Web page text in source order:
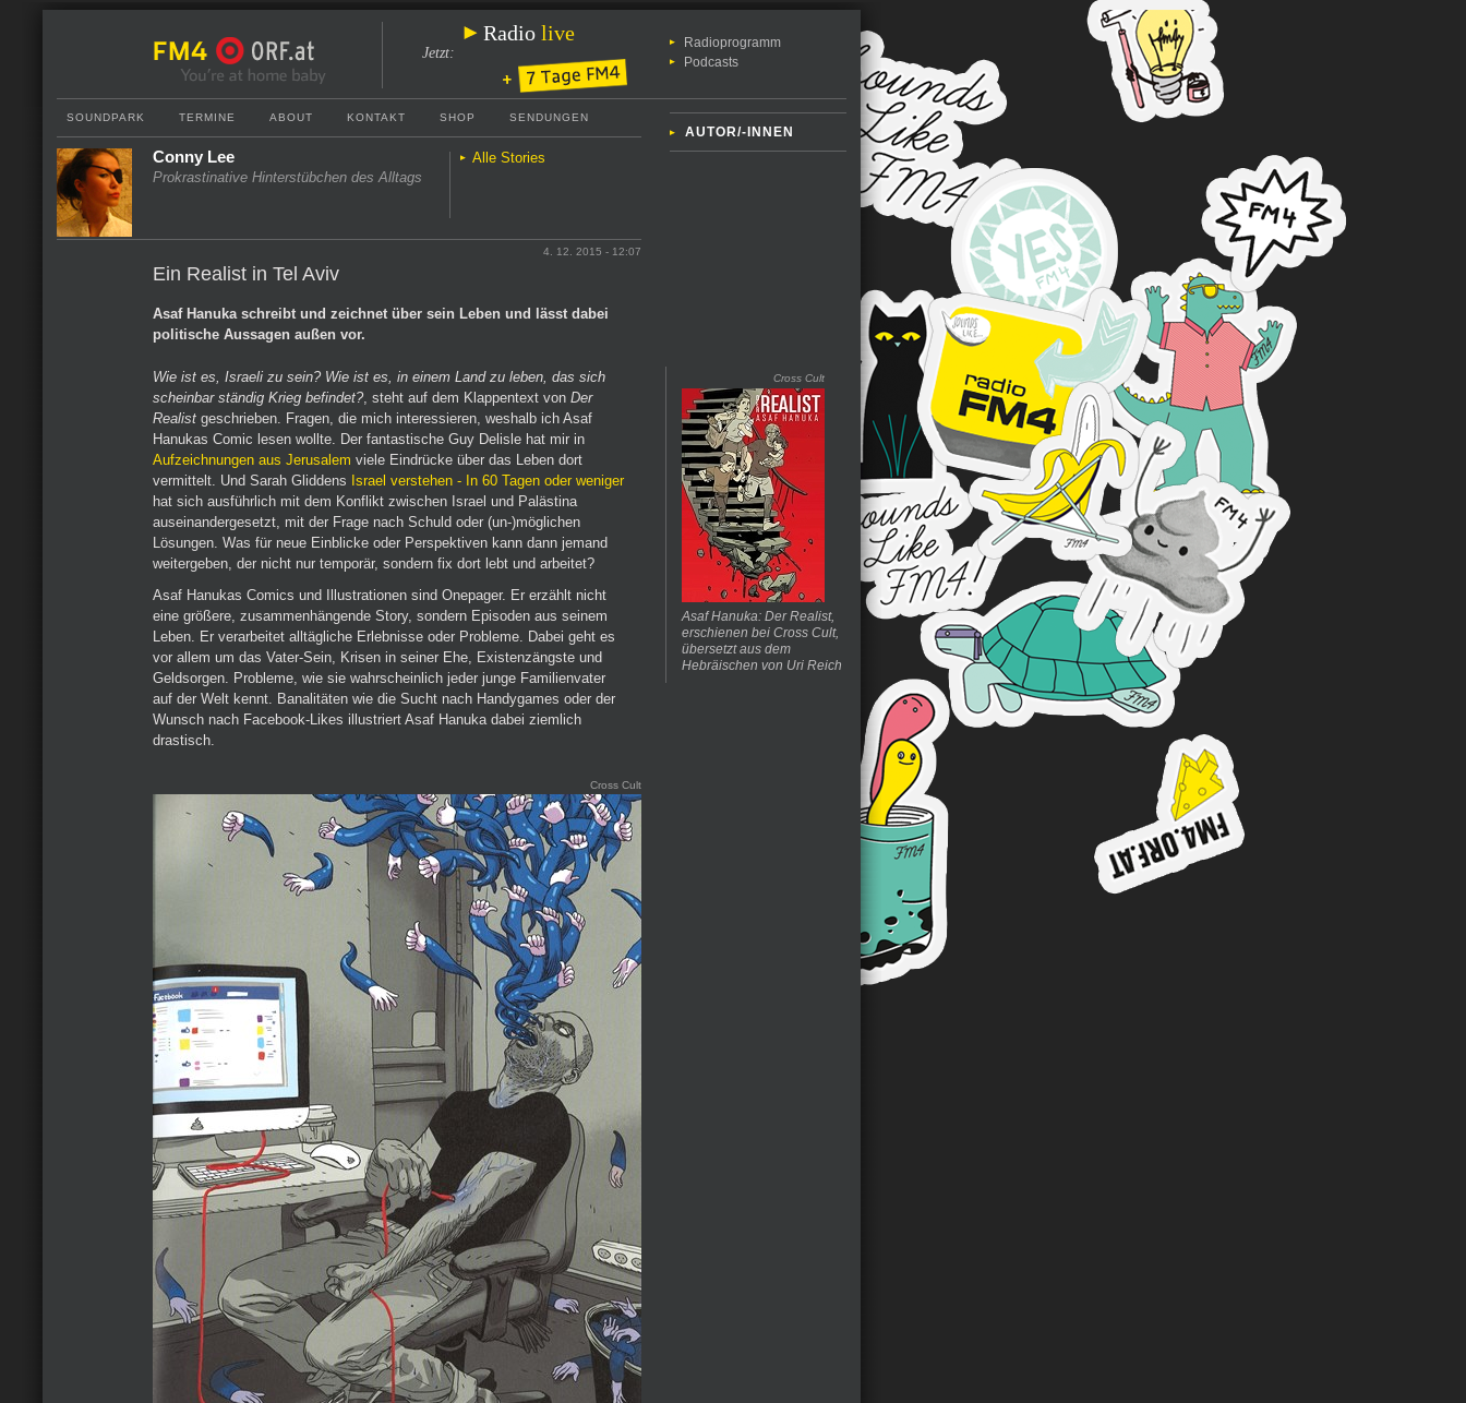
Radio live
Jetzt:
Radioprogramm
Podcasts
AUTOR/-INNEN
SOUNDPARK TERMINE ABOUT KONTAKT SHOP SENDUNGEN
Conny Lee
Prokrastinative Hinterstübchen des Alltags
Alle Stories
4. 12. 2015 - 12:07
Ein Realist in Tel Aviv
Asaf Hanuka schreibt und zeichnet über sein Leben und lässt dabei
politische Aussagen außen vor.
Cross Cult
Asaf Hanuka: Der Realist,
erschienen bei Cross Cult,
übersetzt aus dem
Hebräischen von Uri Reich
Wie ist es, Israeli zu sein? Wie ist es, in einem Land zu leben, das sich
scheinbar ständig Krieg befindet?, steht auf dem Klappentext von Der
Realist geschrieben. Fragen, die mich interessieren, weshalb ich Asaf
Hanukas Comic lesen wollte. Der fantastische Guy Delisle hat mir in
Aufzeichnungen aus Jerusalem viele Eindrücke über das Leben dort
vermittelt. Und Sarah Gliddens Israel verstehen - In 60 Tagen oder weniger
hat sich ausführlich mit dem Konflikt zwischen Israel und Palästina
auseinandergesetzt, mit der Frage nach Schuld oder (un-)möglichen
Lösungen. Was für neue Einblicke oder Perspektiven kann dann jemand
weitergeben, der nicht nur temporär, sondern fix dort lebt und arbeitet?
Asaf Hanukas Comics und Illustrationen sind Onepager. Er erzählt nicht
eine größere, zusammenhängende Story, sondern Episoden aus seinem
Leben. Er verarbeitet alltägliche Erlebnisse oder Probleme. Dabei geht es
vor allem um das Vater-Sein, Krisen in seiner Ehe, Existenzängste und
Geldsorgen. Probleme, wie sie wahrscheinlich jeder junge Familienvater
auf der Welt kennt. Banalitäten wie die Sucht nach Handygames oder der
Wunsch nach Facebook-Likes illustriert Asaf Hanuka dabei ziemlich
drastisch.
Cross Cult